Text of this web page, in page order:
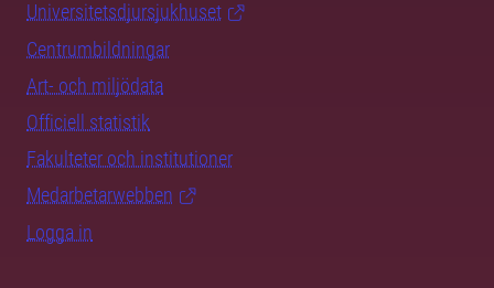
Universitetsdjursjukhuset
Centrumbildningar
Art- och miljödata
Officiell statistik
Fakulteter och institutioner
Medarbetarwebben
Logga in